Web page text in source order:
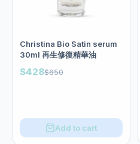
Christina Bio Satin serum
30ml 再生修復精華油
$428$650
Add to cart